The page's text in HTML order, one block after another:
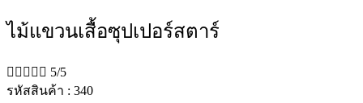
ไม้แขวนเสื้อซุปเปอร์สตาร์
     5/5
รหัสสินค้า : 340